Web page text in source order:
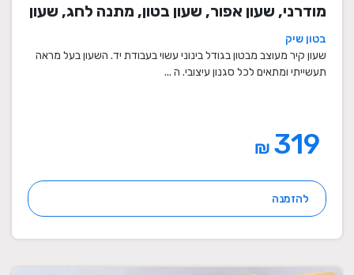
מודרני, שעון אפור, שעון בטון, מתנה לחג, שעון
מעוצב, שעון מיוחד, שעון תעשייתי, שעון לסלון,
שעון קיר
בטון שיק
שעון קיר מעוצב מבטון בגודל בינוני עשוי בעבודת יד. השעון בעל מראה
תעשייתי ומתאים לכל סגנון עיצובי. ה ...
₪
להזמנה